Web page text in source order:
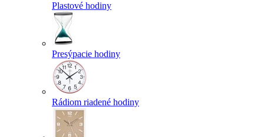
Plastové hodiny
Presýpacie hodiny
Rádiom riadené hodiny